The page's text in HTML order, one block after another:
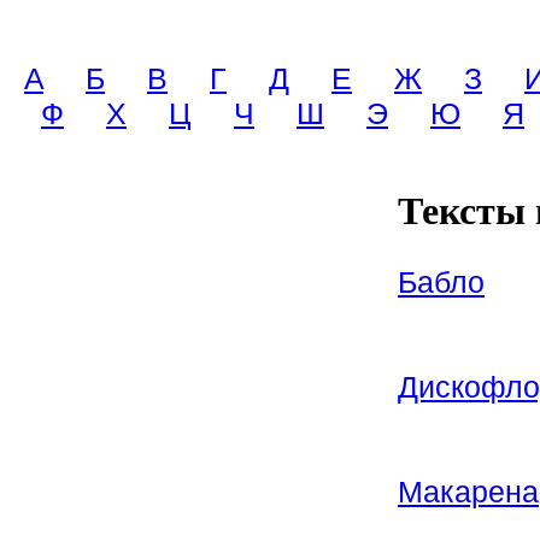
A Б В Г Д Е Ж З
Ф
Х Ц Ч Ш Э Ю Я
Тексты
Бабло
Макарена